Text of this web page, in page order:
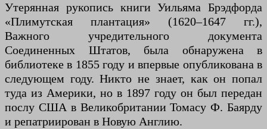
Утерянная рукопись книги Уильяма Брэдфорда
«Плимутская плантация» (1620–1647 гг.),
Важного учредительного документа
Соединенных Штатов, была обнаружена в
библиотеке в 1855 году и впервые опубликована в
следующем году. Никто не знает, как он попал
туда из Америки, но в 1897 году он был передан
послу США в Великобритании Томасу Ф. Баярду
и репатриирован в Новую Англию.